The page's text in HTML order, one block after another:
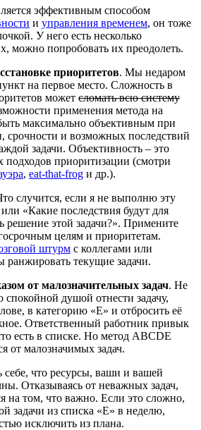
эффективным способом
и управления временем, он тоже
У него есть несколько
можно попробовать их преодолеть.
приоритетов. Мы недаром
на первое место. Сложность в
может сломать всю систему
применения метода на
максимально объективным при
срочности и возможных последствий
задачи. Объективность – это
подходов приоритизации (смотри
, eat-that-frog и др.).
случится, если я не выполню эту
«Какие последствия будут для
решение этой задачи?». Примените
целям и приоритетам.
штурм с коллегами или
ранжировать текущие задачи.
от малозначительных задач. Не
душой отнести задачу,
в категорию «Е» и отбросить её
Ответственный работник привык
есть в списке. Но метод ABCDE
от малозначимых задач.
себе, что ресурсы, ваши и вашей
Отказываясь от неважных задач,
на том, что важно. Если это сложно,
задачи из списка «Е» в неделю,
исключить из плана.